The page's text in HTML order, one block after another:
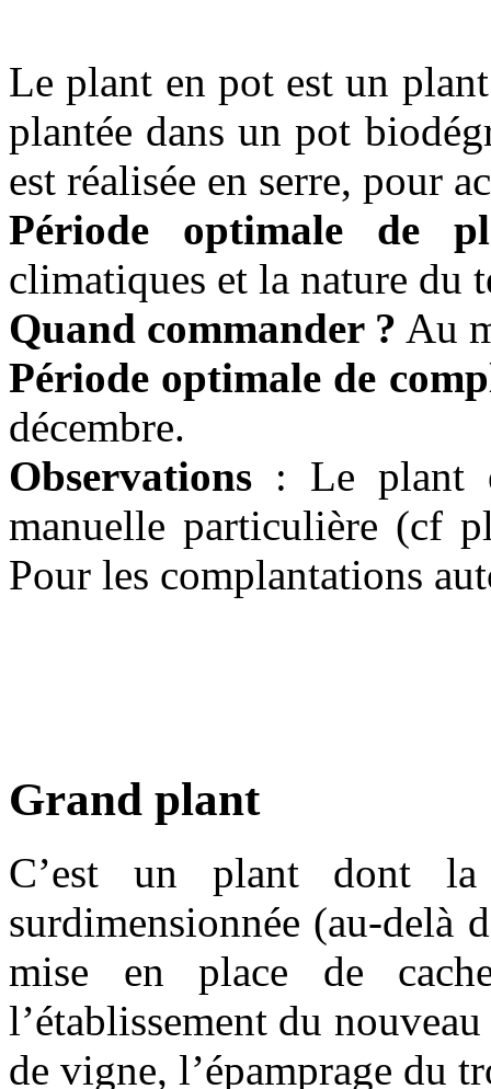
Le plant en pot est un
plantée dans un pot
est réalisée en serre, pour
Période optimale de
climatiques et la nature
Quand commander ? Au
Période optimale de
décembre.
Observations : Le plant
manuelle particulière (cf
Pour les complantations
Grand plant
C’est un plant dont la
surdimensionnée (au-delà
mise en place de
l’établissement du
de vigne, l’épamprage du